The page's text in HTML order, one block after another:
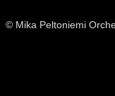
© Mika Peltoniemi